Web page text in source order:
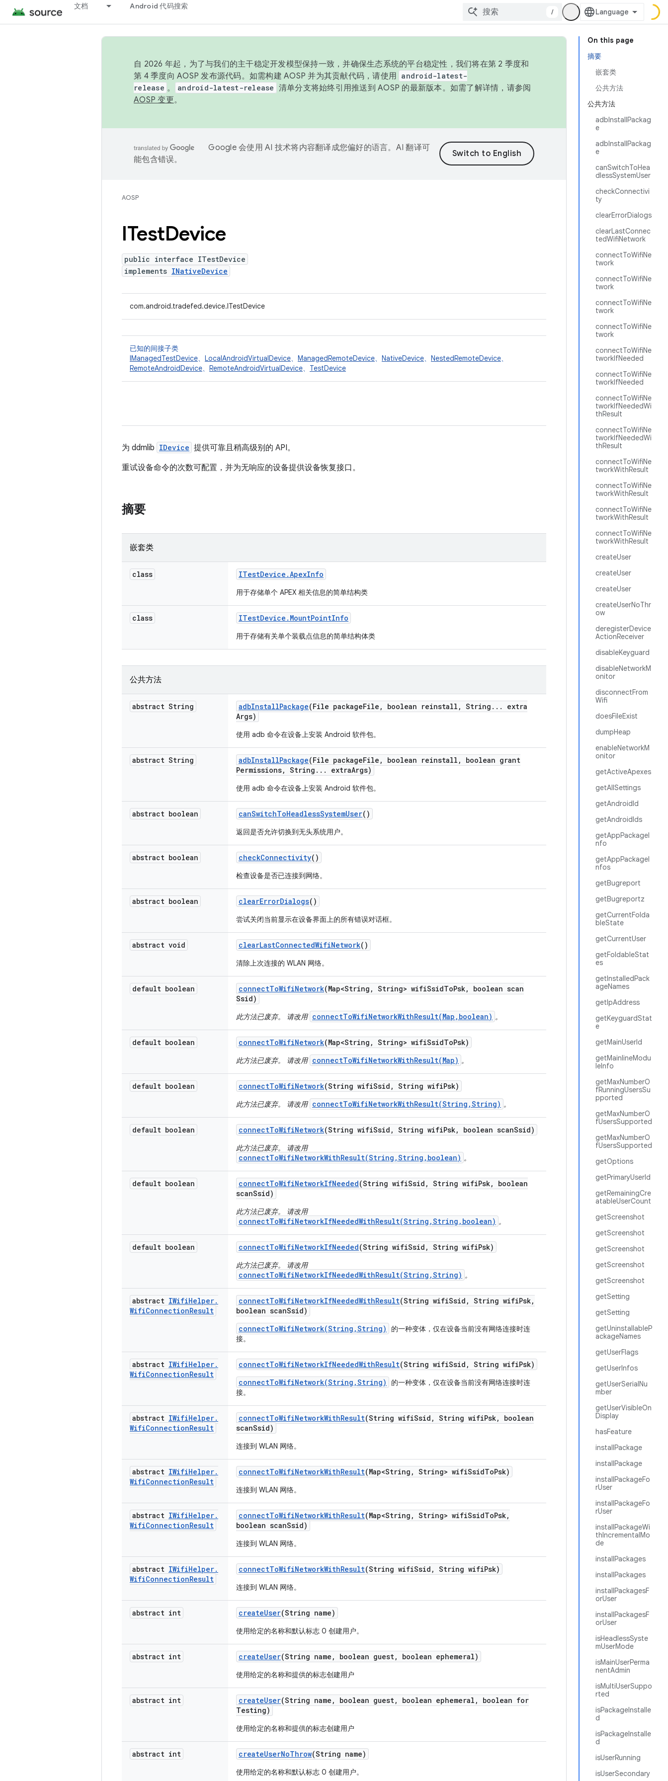
文档 Android 代码搜索
/
On this page
摘要
嵌套类
公共方法
公共方法
adbInstallPackag
e
adbInstallPackag
e
canSwitchToHea
dlessSystemUser
checkConnectivi
ty
clearErrorDialogs
clearLastConnec
tedWifiNetwork
connectToWifiNe
twork
connectToWifiNe
twork
connectToWifiNe
twork
connectToWifiNe
twork
connectToWifiNe
tworkIfNeeded
connectToWifiNe
tworkIfNeeded
connectToWifiNe
tworkIfNeededWi
thResult
connectToWifiNe
tworkIfNeededWi
thResult
connectToWifiNe
tworkWithResult
connectToWifiNe
tworkWithResult
connectToWifiNe
tworkWithResult
connectToWifiNe
tworkWithResult
createUser
createUser
createUser
createUserNoThr
ow
deregisterDevice
ActionReceiver
disableKeyguard
disableNetworkM
onitor
disconnectFrom
Wifi
doesFileExist
dumpHeap
enableNetworkM
onitor
getActiveApexes
getAllSettings
getAndroidId
getAndroidIds
getAppPackageI
nfo
getAppPackageI
nfos
getBugreport
getBugreportz
getCurrentFolda
bleState
getCurrentUser
getFoldableStat
es
getInstalledPack
ageNames
getIpAddress
getKeyguardStat
e
getMainUserId
getMainlineModu
leInfo
getMaxNumberO
fRunningUsersSu
pported
getMaxNumberO
fUsersSupported
getMaxNumberO
fUsersSupported
getOptions
getPrimaryUserId
getRemainingCre
atableUserCount
getScreenshot
getScreenshot
getScreenshot
getScreenshot
getScreenshot
getSetting
getSetting
getUninstallableP
ackageNames
getUserFlags
getUserInfos
getUserSerialNu
mber
getUserVisibleOn
Display
hasFeature
installPackage
installPackage
installPackageFo
rUser
installPackageFo
rUser
installPackageWi
thIncrementalMo
de
installPackages
installPackages
installPackagesF
orUser
installPackagesF
orUser
isHeadlessSyste
mUserMode
isMainUserPerma
nentAdmin
isMultiUserSuppo
rted
isPackageInstalle
d
isPackageInstalle
d
isUserRunning
isUserSecondary
自 2026 年起，为了与我们的主干稳定开发模型保持一致，并确保生态系统的平台稳定性，我们将在第 2 季度和
第 4 季度向 AOSP 发布源代码。如需构建 AOSP 并为其贡献代码，请使用 android-latest-
release 。 android-latest-release 清单分支将始终引用推送到 AOSP 的最新版本。如需了解详情，请参阅
AOSP 变更。
Google 会使用 AI 技术将内容翻译成您偏好的语言。AI 翻译可
能包含错误。
AOSP
ITestDevice
public interface ITestDevice
implements INativeDevice
com.android.tradefed.device.ITestDevice
已知的间接子类
IManagedTestDevice、 LocalAndroidVirtualDevice、 ManagedRemoteDevice、 NativeDevice、 NestedRemoteDevice、
RemoteAndroidDevice、 RemoteAndroidVirtualDevice、 TestDevice
为 ddmlib IDevice 提供可靠且稍高级别的 API。
重试设备命令的次数可配置，并为无响应的设备提供设备恢复接口。
摘要
嵌套类
class ITestDevice .ApexInfo
用于存储单个 APEX 相关信息的简单结构类
class ITestDevice . MountPointInfo
用于存储有关单个装载点信息的简单结构体类
公共方法
abstract String adbInstallPackage(File packageFile , boolean reinstall , String . . .
extra
Args)
使用 adb 命令在设备上安装 Android 软件包。
abstract String adbInstallPackage(File packageFile , boolean reinstall ,
boolean grant
Permissions, String . . . extraArgs)
使用 adb 命令在设备上安装 Android 软件包。
abstract boolean canSwitchToHeadlessSystemUser()
返回是否允许切换到无头系统用户。
abstract boolean checkConnectivity()
检查设备是否已连接到网络。
abstract boolean clearErrorDialogs()
尝试关闭当前显示在设备界面上的所有错误对话框。
abstract void clearLastConnectedWifiNetwork()
清除上次连接的 WLAN 网络。
default boolean connectToWifiNetwork(Map<String , String> wifiSsidToPsk,
boolean scan
Ssid)
此方法已废弃。 请改用 connectToWifiNetworkWithResult(Map,boolean) 。
default boolean connectToWifiNetwork(Map<String , String> wifiSsidToPsk)
此方法已废弃。 请改用 connectToWifiNetworkWithResult(Map) 。
default boolean connectToWifiNetwork(String wifiSsid , String wifiPsk)
此方法已废弃。 请改用 connectToWifiNetworkWithResult(String,String) 。
default boolean connectToWifiNetwork(String wifiSsid , String wifiPsk, boolean scanSsid)
此方法已废弃。 请改用
connectToWifiNetworkWithResult(String,String,boolean) 。
default boolean connectToWifiNetworkIfNeeded(String wifiSsid , String wifiPsk,
boolean
scanSsid)
此方法已废弃。 请改用
connectToWifiNetworkIfNeededWithResult(String,String,boolean) 。
default boolean connectToWifiNetworkIfNeeded(String wifiSsid , String wifiPsk)
此方法已废弃。 请改用
connectToWifiNetworkIfNeededWithResult(String,String) 。
abstract IWifiHelper.
WifiConnectionResult
connectToWifiNetworkIfNeededWithResult(String wifiSsid , String wifiPsk,
boolean scanSsid)
connectToWifiNetwork(String,String)
的一种变体，仅在设备当前没有网络连接时连
接。
abstract IWifiHelper.
WifiConnectionResult
connectToWifiNetworkIfNeededWithResult(String wifiSsid , String wifiPsk)
connectToWifiNetwork(String,String)
的一种变体，仅在设备当前没有网络连接时连
接。
abstract IWifiHelper.
WifiConnectionResult
connectToWifiNetworkWithResult(String wifiSsid , String wifiPsk,
boolean
scanSsid)
连接到 WLAN 网络。
abstract IWifiHelper.
WifiConnectionResult
connectToWifiNetworkWithResult(Map<String , String> wifiSsidToPsk)
连接到 WLAN 网络。
abstract IWifiHelper.
WifiConnectionResult
connectToWifiNetworkWithResult(Map<String , String> wifiSsidToPsk,
boolean scanSsid)
连接到 WLAN 网络。
abstract IWifiHelper.
WifiConnectionResult
connectToWifiNetworkWithResult(String wifiSsid , String wifiPsk)
连接到 WLAN 网络。
abstract int createUser(String name)
使用给定的名称和默认标志 0 创建用户。
abstract int createUser(String name , boolean guest, boolean ephemeral)
使用给定的名称和提供的标志创建用户
abstract int createUser(String name , boolean guest, boolean ephemeral ,
boolean for
Testing)
使用给定的名称和提供的标志创建用户
abstract int createUserNoThrow(String name)
使用给定的名称和默认标志 0 创建用户。